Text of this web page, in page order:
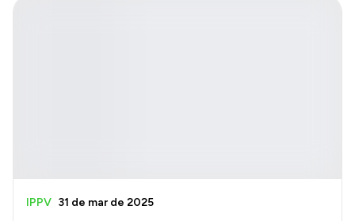
IPPV 31 de mar de 2025